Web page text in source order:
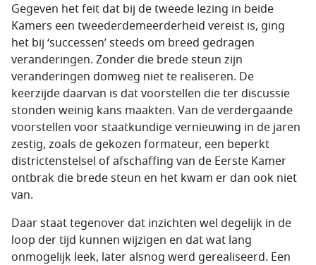
Gegeven het feit dat bij de tweede lezing in beide
Kamers een tweederdemeerderheid vereist is, ging
het bij ‘successen’ steeds om breed gedragen
veranderingen. Zonder die brede steun zijn
veranderingen domweg niet te realiseren. De
keerzijde daarvan is dat voorstellen die ter discussie
stonden weinig kans maakten. Van de verdergaande
voorstellen voor staatkundige vernieuwing in de jaren
zestig, zoals de gekozen formateur, een beperkt
districtenstelsel of afschaffing van de Eerste Kamer
ontbrak die brede steun en het kwam er dan ook niet
van.
Daar staat tegenover dat inzichten wel degelijk in de
loop der tijd kunnen wijzigen en dat wat lang
onmogelijk leek, later alsnog werd gerealiseerd. Een